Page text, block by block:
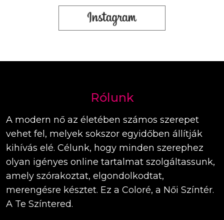
Rólunk
A modern nő az életében számos szerepet
vehet fel, melyek sokszor egyidőben állítják
kihívás elé. Célunk, hogy minden szerephez
olyan igényes online tartalmat szolgáltassunk,
amely szórakoztat, elgondolkodtat,
merengésre késztet. Ez a Coloré, a Női Színtér.
A Te Színtered.